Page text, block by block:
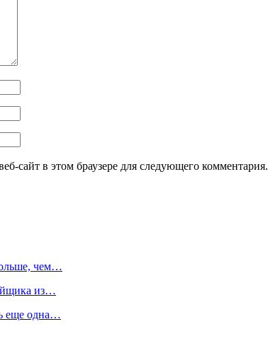
сайт в этом браузере для следующего комментария.
чем…
из…
еще одна…